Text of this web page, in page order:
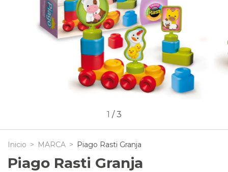
1 /3
Inicio > MARCA > Piago Rasti Granja
Piago Rasti Granja